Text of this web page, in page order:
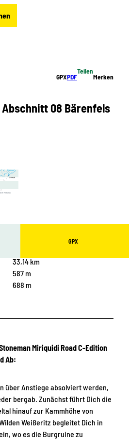
GPXPDF
Teilen
Merken
Abschnitt 08 Bärenfels
GPX
33,14 km
587 m
688 m
Miriquidi Road C-Edition
Ab:
über Anstiege absolviert werden,
bergab. Zunächst führt Dich die
hinauf zur Kammhöhe von
Weißeritz begleitet Dich in
wo es die Burgruine zu